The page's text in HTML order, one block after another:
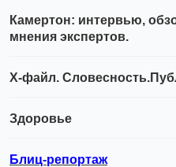
Камертон: интервью,
мнения экспертов.
Х-файл.
Здоровье
Блиц-репортаж